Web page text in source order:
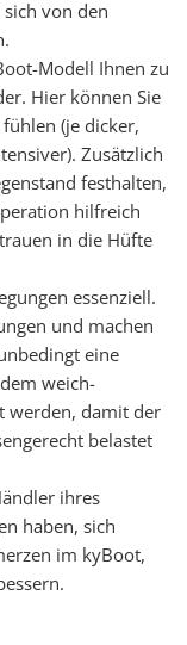
von den
Modell Ihnen zu
Hier können Sie
(je dicker,
Zusätzlich
festhalten,
hilfreich
in die Hüfte
essenziell.
und machen
eine
weich-
werden, damit der
belastet
ihres
haben, sich
im kyBoot,